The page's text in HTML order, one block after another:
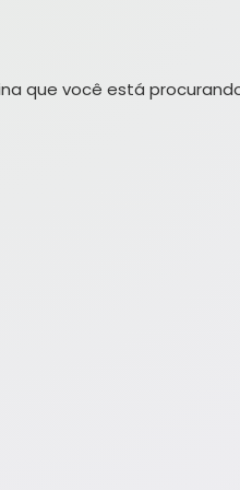
que você está